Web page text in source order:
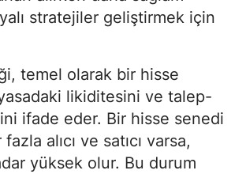
stratejiler geliştirmek için
temel olarak bir hisse
likiditesini ve talep-
ifade eder. Bir hisse senedi
alıcı ve satıcı varsa,
yüksek olur. Bu durum